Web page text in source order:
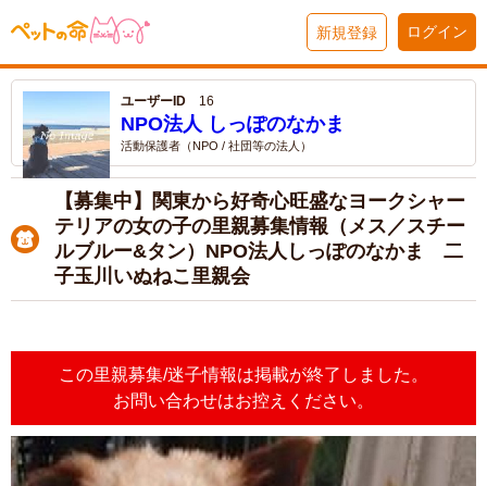
新規登録 ログイン
ユーザーID 16
NPO法人 しっぽのなかま
活動保護者（NPO / 社団等の法人）
【募集中】関東から好奇心旺盛なヨークシャー
テリアの女の子の里親募集情報（メス／スチー
ルブルー&タン）NPO法人しっぽのなかま 二
子玉川いぬねこ里親会
この里親募集/迷子情報は掲載が終了しました。
お問い合わせはお控えください。